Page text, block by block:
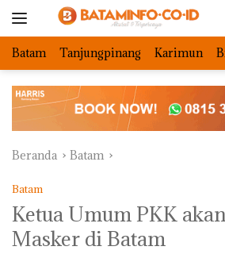
Batam Tanjungpinang Karimun
Beranda Batam
Batam
Ketua Umum PKK
Masker di Batam